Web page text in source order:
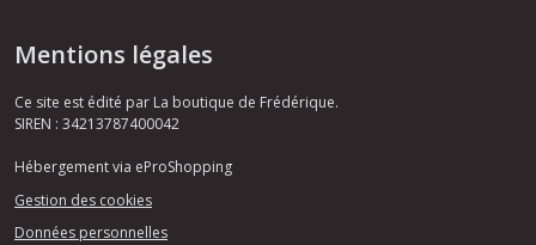
Mentions légales
Ce site est édité par La boutique de Frédérique.
SIREN : 34213787400042
Hébergement via eProShopping
Gestion des cookies
Données personnelles